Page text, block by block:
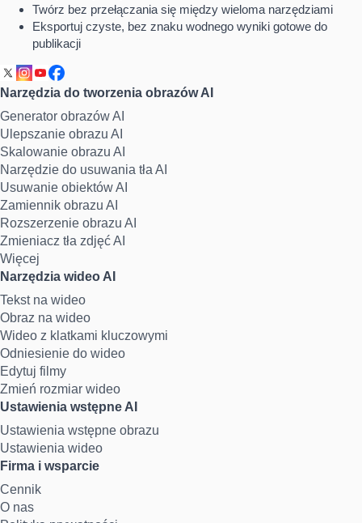
Twórz bez przełączania się między wieloma narzędziami
Eksportuj czyste, bez znaku wodnego wyniki gotowe do
publikacji
Narzędzia do tworzenia obrazów AI
Generator obrazów AI
Ulepszanie obrazu AI
Skalowanie obrazu AI
Narzędzie do usuwania tła AI
Usuwanie obiektów AI
Zamiennik obrazu AI
Rozszerzenie obrazu AI
Zmieniacz tła zdjęć AI
Więcej
Narzędzia wideo AI
Tekst na wideo
Obraz na wideo
Wideo z klatkami kluczowymi
Odniesienie do wideo
Edytuj filmy
Zmień rozmiar wideo
Ustawienia wstępne AI
Ustawienia wstępne obrazu
Ustawienia wideo
Firma i wsparcie
Cennik
O nas